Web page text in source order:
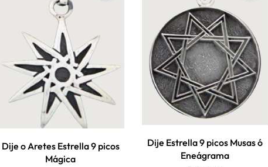
Dije o Aretes Estrella 9 picos
Mágica
Dije Estrella 9 picos Musas ó
Eneágrama